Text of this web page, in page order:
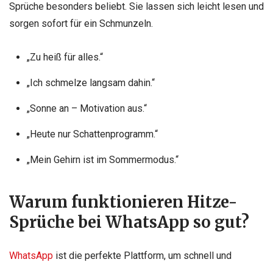
Sprüche besonders beliebt. Sie lassen sich leicht lesen und
sorgen sofort für ein Schmunzeln.
„Zu heiß für alles.“
„Ich schmelze langsam dahin.“
„Sonne an – Motivation aus.“
„Heute nur Schattenprogramm.“
„Mein Gehirn ist im Sommermodus.“
Warum funktionieren Hitze-
Sprüche bei WhatsApp so gut?
WhatsApp ist die perfekte Plattform, um schnell und